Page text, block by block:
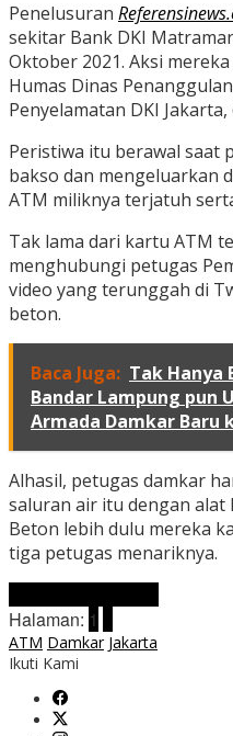
Penelusuran
sekitar Bank DKI
Oktober 2021. Aksi
Humas Dinas
Penyelamatan DKI
Peristiwa itu berawal saat
bakso dan mengeluarkan
ATM miliknya terjatuh
Tak lama dari kartu ATM
menghubungi petugas
video yang terunggah di
beton.
Baca Juga: Tak Hanya
Bandar Lampung pun
Armada Damkar Baru
Alhasil, petugas damkar
saluran air itu dengan alat
Beton lebih dulu mereka
tiga petugas menariknya.
Halaman: 1
ATM Damkar Jakarta
Ikuti Kami